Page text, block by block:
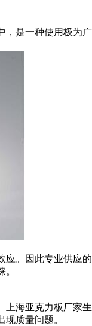
是一种使用极为
。因此专业供应
海亚克力板厂家
质量问题。